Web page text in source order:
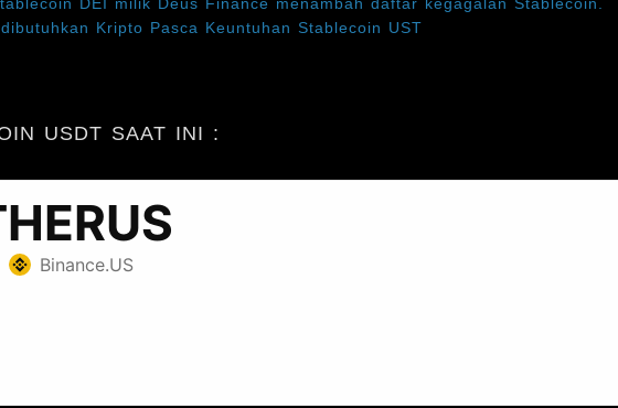
Kripto Pasca Keuntuhan Stablecoin UST
USDT SAAT INI :